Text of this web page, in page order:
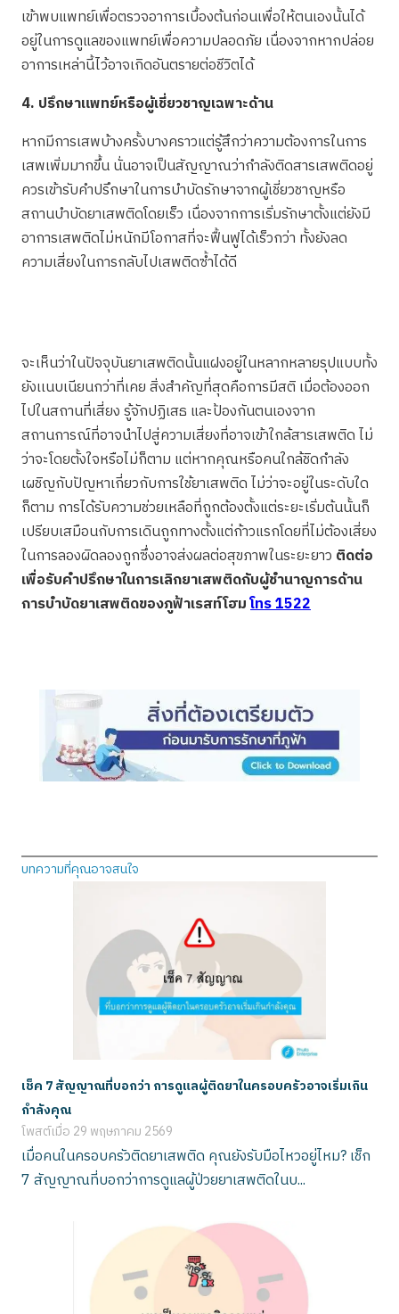
เข้าพบแพทย์เพื่อตรวจอาการเบื้องต้นก่อนเพื่อให้ตนเองนั้นได้
อยู่ในการดูแลของแพทย์เพื่อความปลอดภัย เนื่องจากหากปล่อย
อาการเหล่านี้ไว้อาจเกิดอันตรายต่อชีวิตได้
4. ปรึกษาแพทย์หรือผู้เชี่ยวชาญเฉพาะด้าน
หากมีการเสพบ้างครั้งบางคราวแต่รู้สึกว่าความต้องการในการ
เสพเพิ่มมากขึ้น นั่นอาจเป็นสัญญาณว่ากำลังติดสารเสพติดอยู่
ควรเข้ารับคำปรึกษาในการบำบัดรักษาจากผู้เชี่ยวชาญหรือ
สถานบำบัดยาเสพติดโดยเร็ว เนื่องจากการเริ่มรักษาตั้งแต่ยังมี
อาการเสพติดไม่หนักมีโอกาสที่จะฟื้นฟูได้เร็วกว่า ทั้งยังลด
ความเสี่ยงในการกลับไปเสพติดซ้ำได้ดี
จะเห็นว่าในปัจจุบันยาเสพติดนั้นแฝงอยู่ในหลากหลายรุปแบบทั้ง
ยังเเนบเนียนกว่าที่เคย สิ่งสำคัญที่สุดคือการมีสติ เมื่อต้องออก
ไปในสถานที่เสี่ยง รู้จักปฏิเสธ และป้องกันตนเองจาก
สถานการณ์ที่อาจนำไปสู่ความเสี่ยงที่อาจเข้าใกล้สารเสพติด ไม่
ว่าจะโดยตั้งใจหรือไม่ก็ตาม แต่หากคุณหรือคนใกล้ชิดกำลัง
เผชิญกับปัญหาเกี่ยวกับการใช้ยาเสพติด ไม่ว่าจะอยู่ในระดับใด
ก็ตาม การได้รับความช่วยเหลือที่ถูกต้องตั้งแต่ระยะเริ่มต้นนั้นก็
เปรียบเสมือนกับการเดินถูกทางตั้งแต่ก้าวแรกโดยที่ไม่ต้องเสี่ยง
ในการลองผิดลองถูกซึ่งอาจส่งผลต่อสุขภาพในระยะยาว ติดต่อ
เพื่อรับคำปรึกษาในการเลิกยาเสพติดกับผู้ชำนาญการด้าน
การบำบัดยาเสพติดของภูฟ้าเรสท์โฮมโทร 1522
บทความที่คุณอาจสนใจ
เช็ค 7 สัญญาณที่บอกว่า การดูแลผู้ติดยาในครอบครัวอาจเริ่มเกิน
กำลังคุณ
โพสต์เมื่อ 29 พฤษภาคม 2569
เมื่อคนในครอบครัวติดยาเสพติด คุณยังรับมือไหวอยู่ไหม? เช็ก
7 สัญญาณที่บอกว่าการดูแลผู้ป่วยยาเสพติดในบ...